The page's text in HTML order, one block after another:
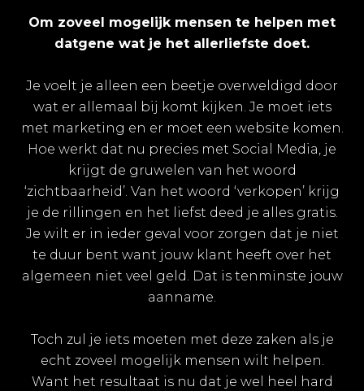
Om zoveel mogelijk mensen te helpen met
datgene wat je het allerliefste doet.
Je voelt je alleen een beetje overweldigd door
wat er allemaal bij komt kijken. Je moet iets
met marketing en er moet een website komen.
Hoe werkt dat nu precies met Social Media, je
krijgt de gruwelen van het woord
‘zichtbaarheid’. Van het woord ‘verkopen’ krijg
je de rillingen en het liefst deed je alles gratis.
Je wilt er in ieder geval voor zorgen dat je niet
te duur bent want jouw klant heeft over het
algemeen niet veel geld. Dat is tenminste jouw
aanname.
Toch zul je iets moeten met deze zaken als je
echt zoveel mogelijk mensen wilt helpen.
Want het resultaat is nu dat je wel heel hard